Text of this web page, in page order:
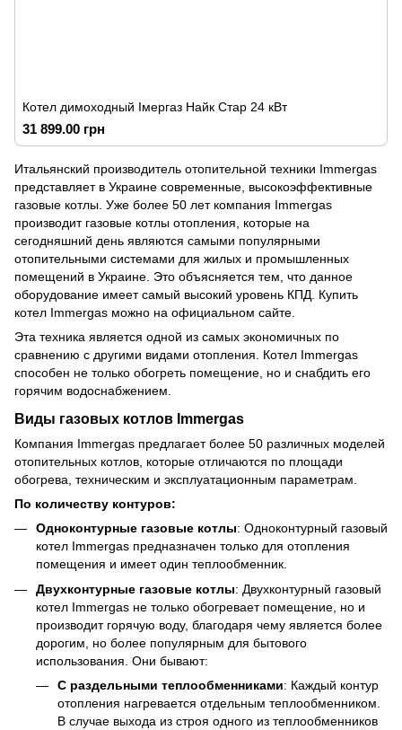
Котел димоходный Імергаз Найк Стар 24 кВт
31 899.00 грн
Итальянский производитель отопительной техники Immergas
представляет в Украине современные, высокоэффективные
газовые котлы. Уже более 50 лет компания Immergas
производит газовые котлы отопления, которые на
сегодняшний день являются самыми популярными
отопительными системами для жилых и промышленных
помещений в Украине. Это объясняется тем, что данное
оборудование имеет самый высокий уровень КПД. Купить
котел Immergas можно на официальном сайте.
Эта техника является одной из самых экономичных по
сравнению с другими видами отопления. Котел Immergas
способен не только обогреть помещение, но и снабдить его
горячим водоснабжением.
Виды газовых котлов Immergas
Компания Immergas предлагает более 50 различных моделей
отопительных котлов, которые отличаются по площади
обогрева, техническим и эксплуатационным параметрам.
По количеству контуров:
Одноконтурные газовые котлы: Одноконтурный газовый
котел Immergas предназначен только для отопления
помещения и имеет один теплообменник.
Двухконтурные газовые котлы: Двухконтурный газовый
котел Immergas не только обогревает помещение, но и
производит горячую воду, благодаря чему является более
дорогим, но более популярным для бытового
использования. Они бывают:
С раздельными теплообменниками: Каждый контур
отопления нагревается отдельным теплообменником.
В случае выхода из строя одного из теплообменников